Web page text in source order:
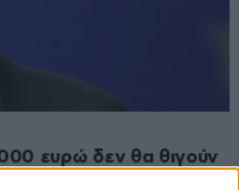
ευρώ δεν θα θιγούν